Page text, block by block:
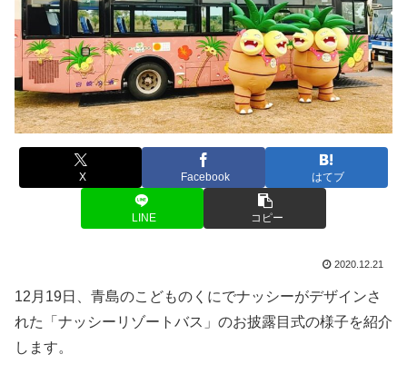
X Facebook はてブ
LINE コピー
2020.12.21
12月19日、青島のこどものくにでナッシーがデザインさ
れた「ナッシーリゾートバス」のお披露目式の様子を紹介
します。